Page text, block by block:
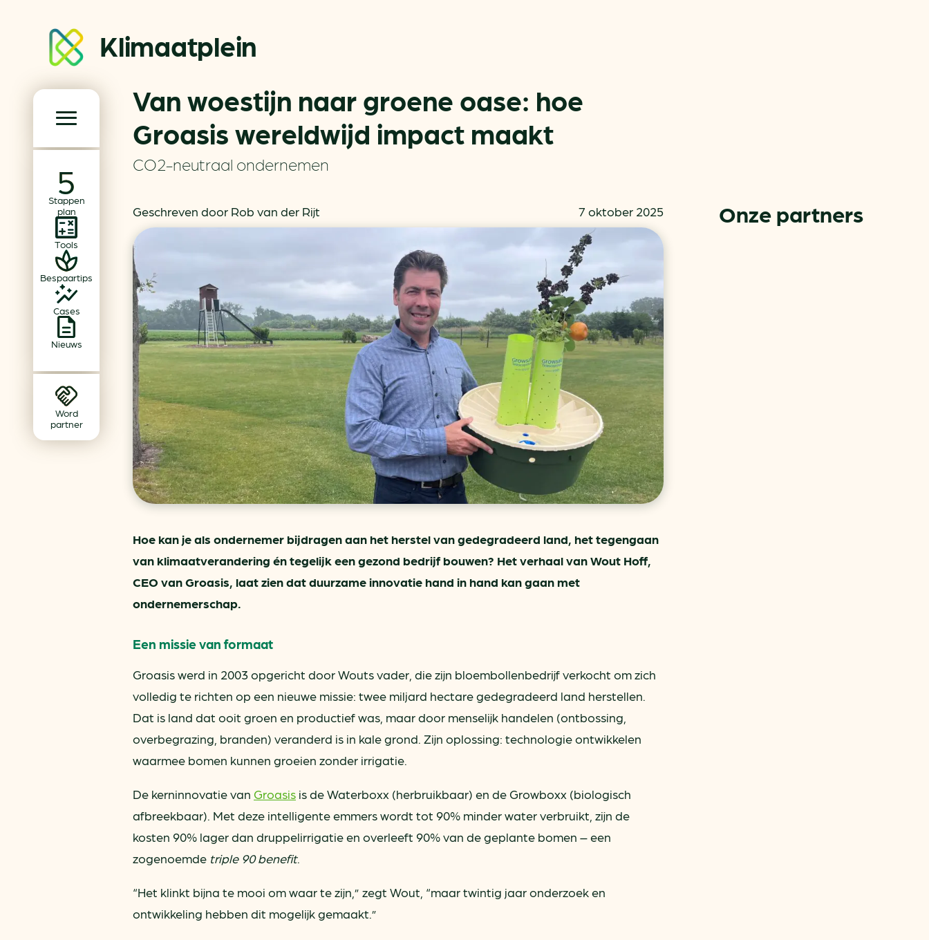
Klimaatplein
Stappen
plan
Tools
Bespaartips
Cases
Nieuws
Word
partner
Klimaatplein
Hoofd­navigatie
Partners
Word partner
Events
Nieuwsbrief
Dossiers
Achtergrond klimaatverandering
Beprijzing van CO2
Ondernemen zonder aardgas
Verduurzamen bedrijventerrein
Klimaattransitie op wijkniveau
Besparen
In je gebouw
Op vervoer
In de bedrijfsvoering
MKB energie bespaarcheck
Terugverdien­tijden
Subsidiewijzer voor ondernemers
Voorkomen van klimaatschade
Autobrandstof besparen
Verlichtingscan
Wegwijzers energie besparen
Hergebruiken of recyclen van bijproducten
voor het MKB
Energie besparen op uw PC
info@klimaatplein.nl (073) 822 74 86
Van woestijn naar groene oase: hoe
Groasis wereldwijd impact maakt
CO2-neutraal ondernemen
Geschreven door Rob van der Rijt 7 oktober 2025
Hoe kan je als ondernemer bijdragen aan het herstel van gedegradeerd land, het tegengaan
van klimaatverandering én tegelijk een gezond bedrijf bouwen? Het verhaal van Wout Hoff,
CEO van Groasis, laat zien dat duurzame innovatie hand in hand kan gaan met
ondernemerschap.
Een missie van formaat
Groasis werd in 2003 opgericht door Wouts vader, die zijn bloembollenbedrijf verkocht om zich
volledig te richten op een nieuwe missie: twee miljard hectare gedegradeerd land herstellen.
Dat is land dat ooit groen en productief was, maar door menselijk handelen (ontbossing,
overbegrazing, branden) veranderd is in kale grond. Zijn oplossing: technologie ontwikkelen
waarmee bomen kunnen groeien zonder irrigatie.
De kerninnovatie van Groasis is de Waterboxx (herbruikbaar) en de Growboxx (biologisch
afbreekbaar). Met deze intelligente emmers wordt tot 90% minder water verbruikt, zijn de
kosten 90% lager dan druppelirrigatie en overleeft 90% van de geplante bomen – een
zogenoemde triple 90 benefit.
“Het klinkt bijna te mooi om waar te zijn,” zegt Wout, “maar twintig jaar onderzoek en
ontwikkeling hebben dit mogelijk gemaakt.”
Onze partners